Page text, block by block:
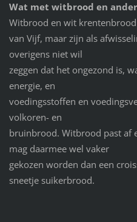
Wat met witbrood en
Witbrood en wit
van Vijf, maar zijn als
overigens niet wil
zeggen dat het ongezond is,
energie, en
voedingsstoffen en
volkoren- en
bruinbrood. Witbrood past af
mag daarmee wel vaker
gekozen worden dan een
sneetje suikerbrood.